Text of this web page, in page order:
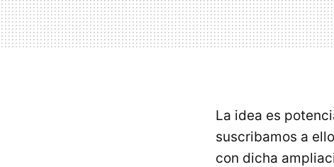
La idea es
suscribamos a
con dicha